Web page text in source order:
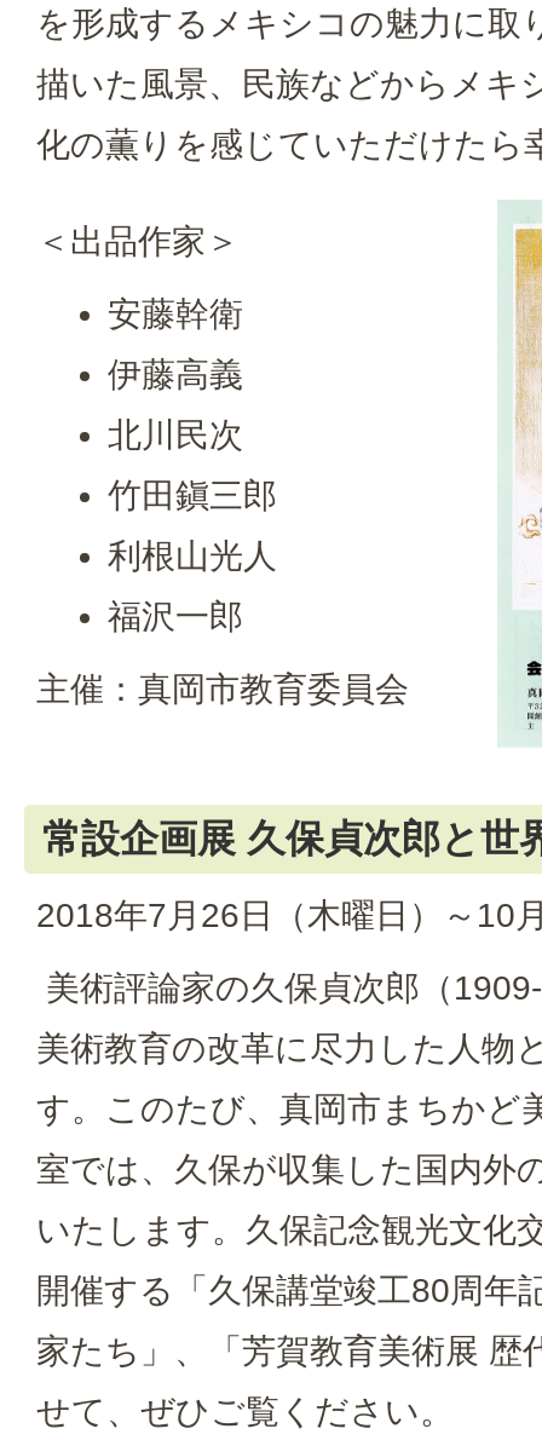
を形成するメキシコの魅力に取
描いた風景、民族などからメキ
化の薫りを感じていただけたら
＜出品作家＞
安藤幹衛
伊藤高義
北川民次
竹田鎭三郎
利根山光人
福沢一郎
主催：真岡市教育委員会
常設企画展 久保貞次郎と世
2018年7月26日（木曜日）～10
美術評論家の久保貞次郎（
美術教育の改革に尽力した人物
す。このたび、真岡市まちかど
室では、久保が収集した国内外
いたします。久保記念観光文化
開催する「久保講堂竣工80周年
家たち」、「芳賀教育美術展 歴
せて、ぜひご覧ください。